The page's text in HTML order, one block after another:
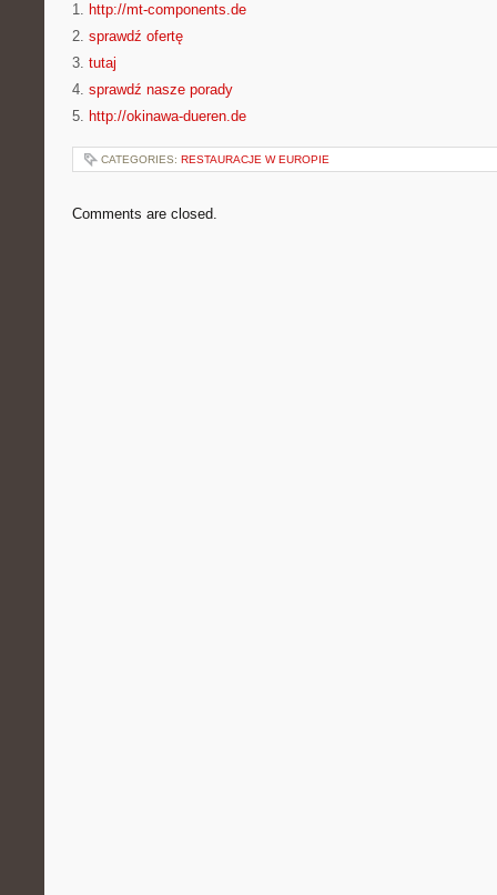
1. http://mt-components.de
2. sprawdź ofertę
3. tutaj
4. sprawdź nasze porady
5. http://okinawa-dueren.de
CATEGORIES: RESTAURACJE W EUROPIE
Comments are closed.